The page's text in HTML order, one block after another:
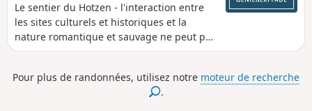
Le sentier du Hotzen - l'interaction entre
les sites culturels et historiques et la
nature romantique et sauvage ne peut pas
être plus harmonieuse. Wuhre, forêt,
fallait choisir lors d'une randonnée ? Sur
ce sentier de randonnée premium, de
Pour plus de randonnées, utilisez notre moteur de recherche
.